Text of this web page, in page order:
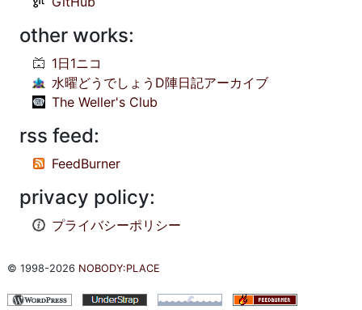
other works:
1日1ニコ
水曜どうでしょうD陣日記アーカイブ
The Weller's Club
rss feed:
FeedBurner
privacy policy:
プライバシーポリシー
© 1998-2026 NOBODY:PLACE